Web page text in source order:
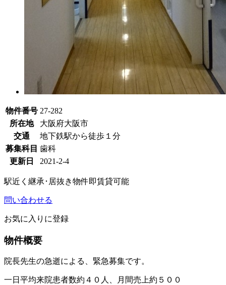
物件番号 27-282
所在地
大阪府大阪市
交通
地下鉄駅から徒歩１分
募集科目 歯科
更新日
2021-2-4
駅近く 継承･居抜き物件即賃貸可能
問い合わせる
お気に入りに登録
物件概要
院長先生の急逝による、緊急募集です。
一日平均来院患者数約４０人、月間売上約５００